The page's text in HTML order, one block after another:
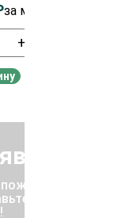
+
за м²
по
заявку, и мы